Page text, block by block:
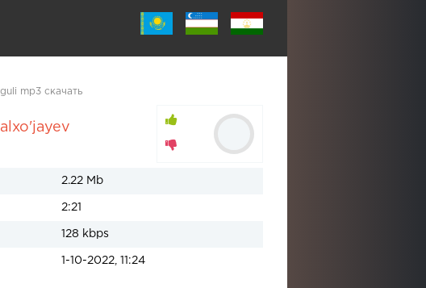
mp3 скачать
2.22 Mb
2:21
128 kbps
1-10-2022, 11:24